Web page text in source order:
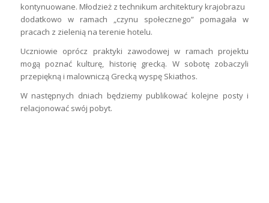
kontynuowane. Młodzież z technikum architektury krajobrazu
dodatkowo w ramach „czynu społecznego” pomagała w
pracach z zielenią na terenie hotelu.
Uczniowie oprócz praktyki zawodowej w ramach projektu
mogą poznać kulturę, historię grecką. W sobotę zobaczyli
przepiękną i malowniczą Grecką wyspę Skiathos.
W następnych dniach będziemy publikować kolejne posty i
relacjonować swój pobyt.